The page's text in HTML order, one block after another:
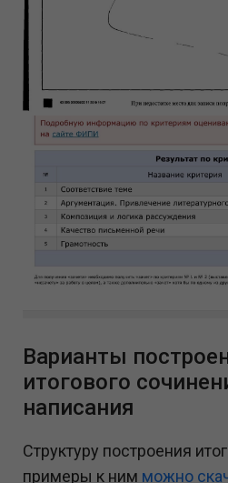
Варианты
итогового
написания
Структуру построения
примеры к ним можно